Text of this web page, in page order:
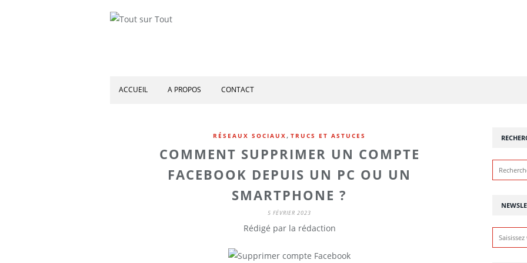
ACCUEIL A PROPOS CONTACT
RÉSEAUX SOCIAUX, TRUCS ET ASTUCES
COMMENT SUPPRIMER UN COMPTE
FACEBOOK DEPUIS UN PC OU UN
SMARTPHONE ?
5 FÉVRIER 2023
Rédigé par la rédaction